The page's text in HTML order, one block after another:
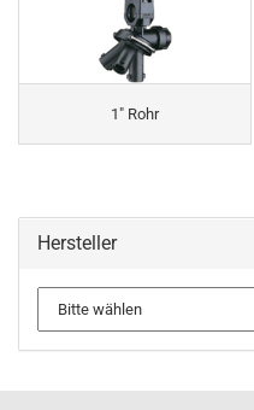
1" Rohr
Hersteller